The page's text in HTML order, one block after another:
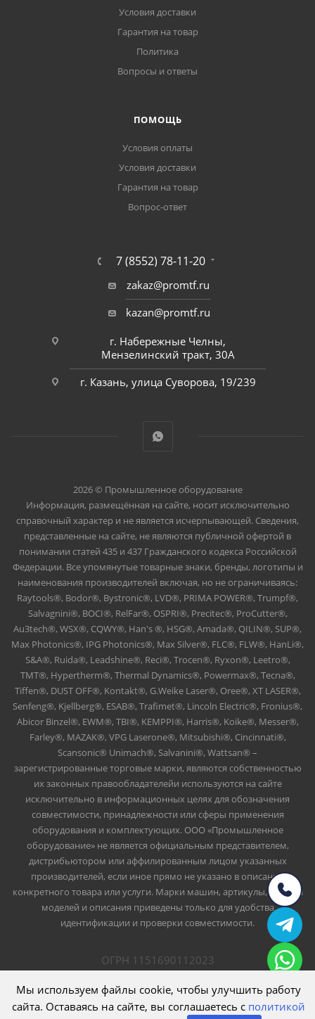
Условия доставки
Гарантия на товар
Политика
Вопросы и ответы
ПОМОЩЬ
Условия оплаты
Условия доставки
Гарантия на товар
Вопрос-ответ
7 (8552) 78-11-20
zakaz@promtf.ru
kazan@promtf.ru
г. Набережные Челны,
Мензелинский тракт, 30А
г. Казань, улица Суворова, 19/239
2026 © Промышленное оборудование
Информация, размещённая на сайте, носит исключительно
справочный характер и не является исчерпывающей. Сведения,
представленные на сайте, не являются публичной офертой в
понимании статей 435 и 437 Гражданского кодекса Российской
Федерации. Все упомянутые товарные знаки, бренды, логотипы и
наименования производителей включая, но не ограничиваясь:
Raytools®, Bodor®, Bystronic®, LVD®, PRIMA POWER®, Trumpf®,
Salvagnini®, BOCI®, RelFar®, OSPRI®, Precitec®, ProCutter®,
Au3tech®, WSX®, CQWY®, Han's ®, HSG®, Amada®, QILIN®, SUP®,
Max Photonics®, IPG Photonics®, Max Silver®, FLC®, FLW®, HanLi®,
S&A®, Ruida®, Leadshine®, Reci®, Trocen®, Ryxon®, Leetro®,
TMT®, Hypertherm®, Thermal Dynamics®, Powermax®, Tecna®,
Tiffen®, DUST OFF®, Kontakt®, G.Weike Laser®, Oree®, XT LASER®,
Senfeng®, Kjellberg®, ESAB®, Trafimet®, Lincoln Electric®, Fronius®,
Abicor Binzel®, EWM®, TBI®, KEMPPI®, Harris®, Koike®, Messer®,
Farley®, MAZAK®, VPG Laserone®, Mitsubishi®, Cincinnati®,
Scansonic® Unimach®, Salvanini®, Wattsan® –
зарегистрированные торговые марки, являются собственностью
их законных правообладателейи используются на сайте
исключительно в информационных целях для обозначения
совместимости, принадлежности или сферы применения
оборудования и комплектующих. ООО «Промышленное
оборудование» не является официальным представителем,
дистрибьютором или аффилированным лицом указанных
производителей, если иное прямо не указано в описании
конкретного товара или услуги. Марки машин, артикулы, номера
моделей и описания приведены только для удобства
идентификации и проверки совместимости.
ОГРН 1151690112023
ИНН 1661047426
ООО Промышленное оборудование
Мы используем файлы cookie, чтобы улучшить работу
сайта. Оставаясь на сайте, вы соглашаетесь с политикой